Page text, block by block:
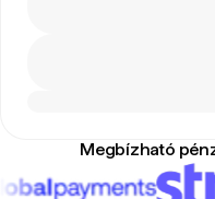
Megbízható